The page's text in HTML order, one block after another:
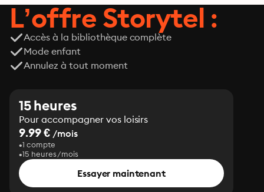
L’offre Storytel :
Accès à la bibliothèque complète
Mode enfant
Annulez à tout moment
15 heures
Pour accompagner vos loisirs
9.99 € /mois
1 compte
15 heures/mois
Essayer maintenant